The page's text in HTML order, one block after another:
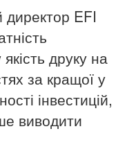
директор EFI
друку на
за кращої у
інвестицій,
виводити